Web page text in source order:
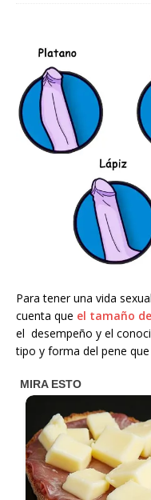
Para tener una vida
cuenta que el tamaño
el desempeño y el
tipo y forma del pene